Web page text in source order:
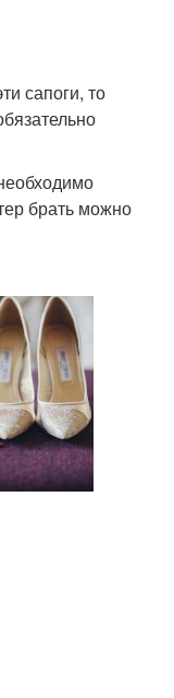
сапоги, то
брать можно